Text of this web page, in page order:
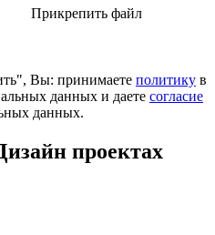
Прикрепить файл
Вы: принимаете политику в
данных и даете согласие
данных.
проектах